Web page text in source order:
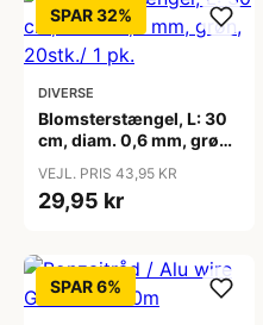
SPAR 32%
DIVERSE
Blomsterstængel, L: 30
cm, diam. 0,6 mm, grøn,
VEJL. PRIS 43,95 KR
29,95 kr
SPAR 6%